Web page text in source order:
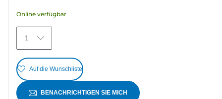
43
Bewertungen
Online verfügbar
1
Auf die Wunschliste
BENACHRICHTIGEN SIE MICH